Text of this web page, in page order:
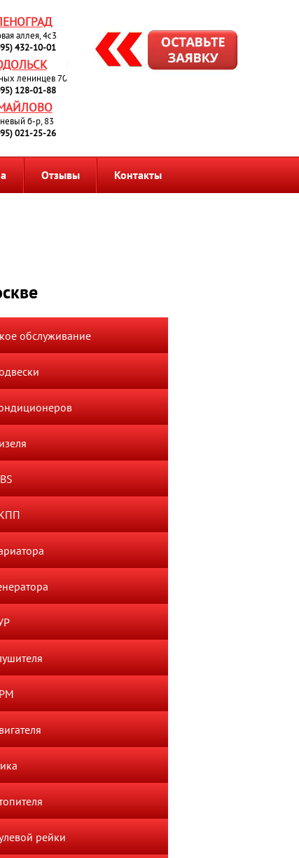
аллея, 4с3
432-10-01
ленинцев 70
128-01-88
б-р, 83
021-25-26
Отзывы Контакты
обслуживание
рейки